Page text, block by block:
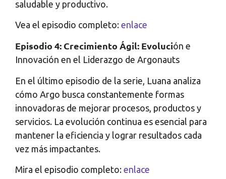
saludable y productivo.
Vea el episodio completo: enlace
Episodio 4: Crecimiento Ágil: Evolución e
Innovación en el Liderazgo de Argonauts
En el último episodio de la serie, Luana analiza
cómo Argo busca constantemente formas
innovadoras de mejorar procesos, productos y
servicios. La evolución continua es esencial para
mantener la eficiencia y lograr resultados cada
vez más impactantes.
Mira el episodio completo: enlace